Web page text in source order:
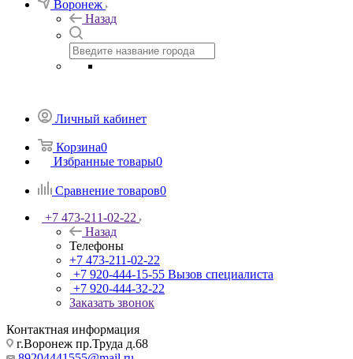
Воронеж
Назад
Личный кабинет
Корзина0
Избранные товары0
Сравнение товаров0
+7 473-211-02-22
Назад
Телефоны
+7 473-211-02-22
+7 920-444-15-55 Вызов специалиста
+7 920-444-32-22
Заказать звонок
Контактная информация
г.Воронеж пр.Труда д.68